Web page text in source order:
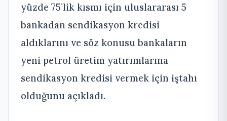
yüzde 75’lik kısmı için uluslararası 5
bankadan sendikasyon kredisi
aldıklarını ve söz konusu bankaların
yeni petrol üretim yatırımlarına
sendikasyon kredisi vermek için iştahı
olduğunu açıkladı.